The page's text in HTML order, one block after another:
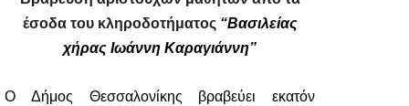
έσοδα του κληροδοτήματος “Βασιλείας
χήρας Ιωάννη Καραγιάννη”
Ο Δήμος Θεσσαλονίκης βραβεύει εκατόν